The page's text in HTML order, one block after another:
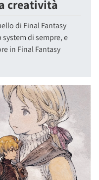
creatività
di Final Fantasy
di sempre, e
in Final Fantasy